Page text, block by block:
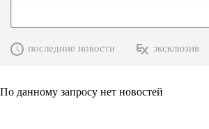
последние новости эксклюзив
По данному запросу нет новостей